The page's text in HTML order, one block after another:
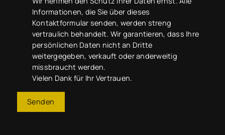
Informationen, die Sie über dieses
Kontaktformular senden, werden streng
vertraulich behandelt. Wir garantieren, dass Ihre
persönlichen Daten nicht an Dritte
weitergegeben, verkauft oder anderweitig
missbraucht werden.
Vielen Dank für Ihr Vertrauen.
Senden